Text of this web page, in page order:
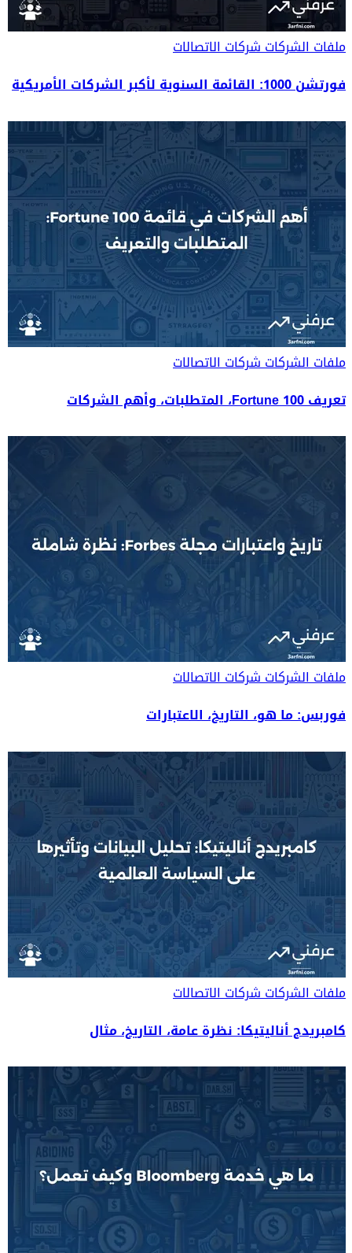
ملفات الشركاتشركات الاتصالات
فورتشن 1000: القائمة السنوية لأكبر الشركات الأمريكية
ملفات الشركاتشركات الاتصالات
تعريف Fortune 100، المتطلبات، وأهم الشركات
ملفات الشركاتشركات الاتصالات
فوربس: ما هو، التاريخ، الاعتبارات
ملفات الشركاتشركات الاتصالات
كامبريدج أناليتيكا: نظرة عامة، التاريخ، مثال